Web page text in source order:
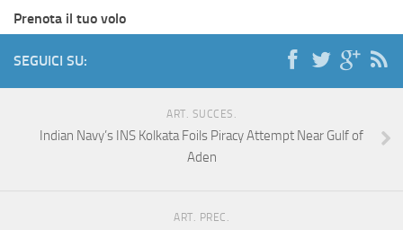
Prenota il tuo volo
SEGUICI SU:
ART. SUCCES.
Indian Navy’s INS Kolkata Foils Piracy Attempt Near Gulf of
Aden
ART. PREC.